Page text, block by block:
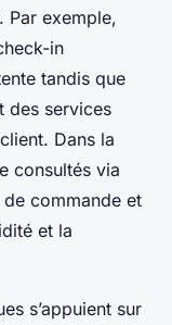
Par exemple,
in
tandis que
des services
Dans la
consultés via
commande et
et la
s’appuient sur